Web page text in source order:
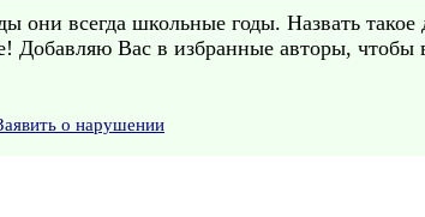
они всегда школьные годы. Назвать
Добавляю Вас в избранные авторы, чтобы
о нарушении